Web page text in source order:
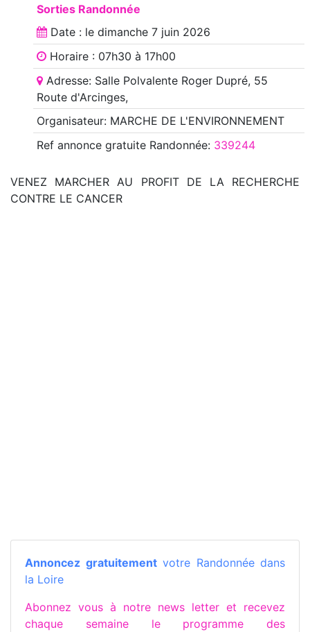
Sorties Randonnée
Date : le dimanche 7 juin 2026
Horaire : 07h30 à 17h00
Adresse: Salle Polvalente Roger Dupré, 55
Route d'Arcinges,
Organisateur: MARCHE DE L'ENVIRONNEMENT
Ref annoncegratuite Randonnée: 339244
VENEZ MARCHER AU PROFIT DE LA RECHERCHE
CONTRE LE CANCER
Annoncez gratuitementvotre Randonnée dans
la Loire
Abonnez vous à notre news letter et recevez
chaque semaine le programme des